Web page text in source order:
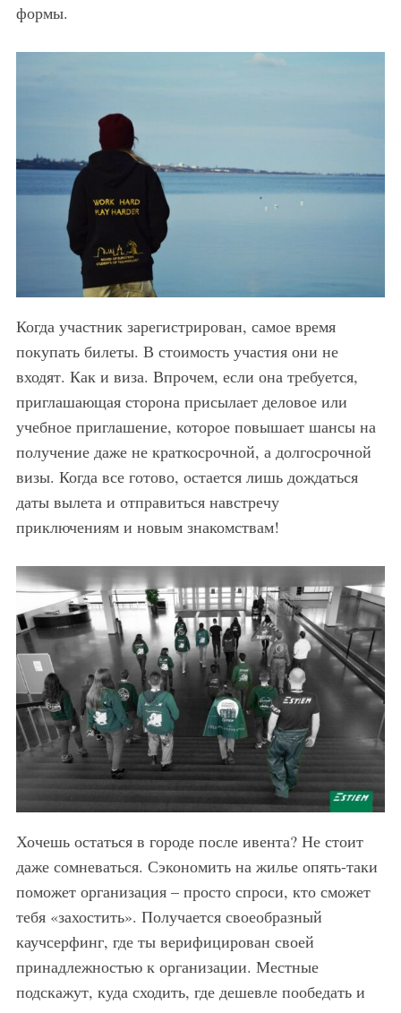
формы.
Когда участник зарегистрирован, самое время
покупать билеты. В стоимость участия они не
входят. Как и виза. Впрочем, если она требуется,
приглашающая сторона присылает деловое или
учебное приглашение, которое повышает шансы на
получение даже не краткосрочной, а долгосрочной
визы. Когда все готово, остается лишь дождаться
даты вылета и отправиться навстречу
приключениям и новым знакомствам!
Хочешь остаться в городе после ивента? Не стоит
даже сомневаться. Сэкономить на жилье опять-таки
поможет организация – просто спроси, кто сможет
тебя «захостить». Получается своеобразный
каучсерфинг, где ты верифицирован своей
принадлежностью к организации. Местные
подскажут, куда сходить, где дешевле пообедать и